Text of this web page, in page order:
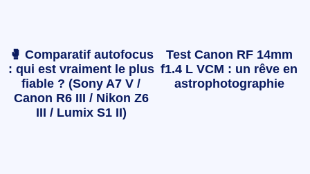
🥊 Comparatif autofocus
: qui est vraiment le plus
fiable ? (Sony A7 V /
Canon R6 III / Nikon Z6
III / Lumix S1 II)
Test Canon RF 14mm
f1.4 L VCM : un rêve en
astrophotographie